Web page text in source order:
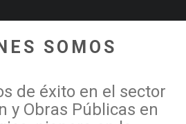
SOMOS
de éxito en el sector
y Obras Públicas en